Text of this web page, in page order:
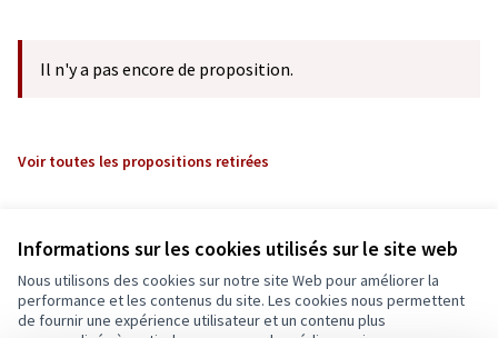
Informations sur les cookies utilisés sur le site web
Nous utilisons des cookies sur notre site Web pour améliorer la
performance et les contenus du site. Les cookies nous permettent
de fournir une expérience utilisateur et un contenu plus
Il n'y a pas encore de proposition.
Voir toutes les propositions retirées